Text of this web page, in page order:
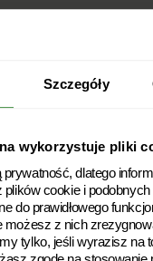
Szczegóły
wykorzystuje pliki
prywatność, dlatego
cookie i
do prawidłowego
możesz z nich
tylko, jeśli wyrazisz na